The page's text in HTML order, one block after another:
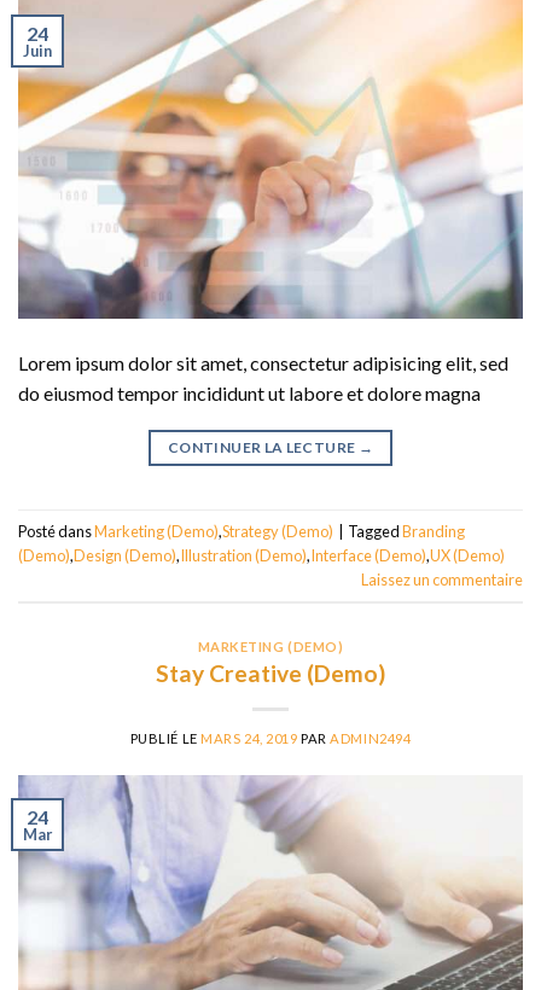
24
Juin
Lorem ipsum dolor sit amet, consectetur adipisicing elit, sed
do eiusmod tempor incididunt ut labore et dolore magna
CONTINUER LA LECTURE →
Posté dansMarketing (Demo),Strategy (Demo) TaggedBranding
(Demo),Design (Demo),Illustration (Demo),Interface (Demo),UX (Demo)
Laissez un commentaire
MARKETING (DEMO)
Stay Creative (Demo)
PUBLIÉ LE MARS 24, 2019 PARADMIN2494
24
Mar